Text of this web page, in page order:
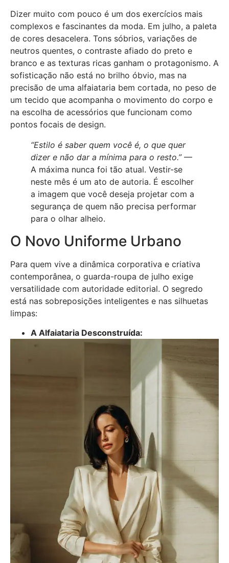
Dizer muito com pouco é um dos exercícios mais
complexos e fascinantes da moda. Em julho, a paleta
de cores desacelera. Tons sóbrios, variações de
neutros quentes, o contraste afiado do preto e
branco e as texturas ricas ganham o protagonismo. A
sofisticação não está no brilho óbvio, mas na
precisão de uma alfaiataria bem cortada, no peso de
um tecido que acompanha o movimento do corpo e
na escolha de acessórios que funcionam como
pontos focais de design.
“Estilo é saber quem você é, o que quer
dizer e não dar a mínima para o resto.”—
A máxima nunca foi tão atual. Vestir-se
neste mês é um ato de autoria. É escolher
a imagem que você deseja projetar com a
segurança de quem não precisa performar
para o olhar alheio.
O Novo Uniforme Urbano
Para quem vive a dinâmica corporativa e criativa
contemporânea, o guarda-roupa de julho exige
versatilidade com autoridade editorial. O segredo
está nas sobreposições inteligentes e nas silhuetas
limpas:
A Alfaiataria Desconstruída: